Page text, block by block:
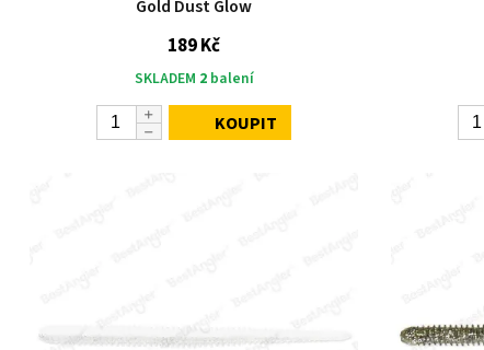
Gold Dust Glow
189 Kč
SKLADEM 2balení
KOUPIT